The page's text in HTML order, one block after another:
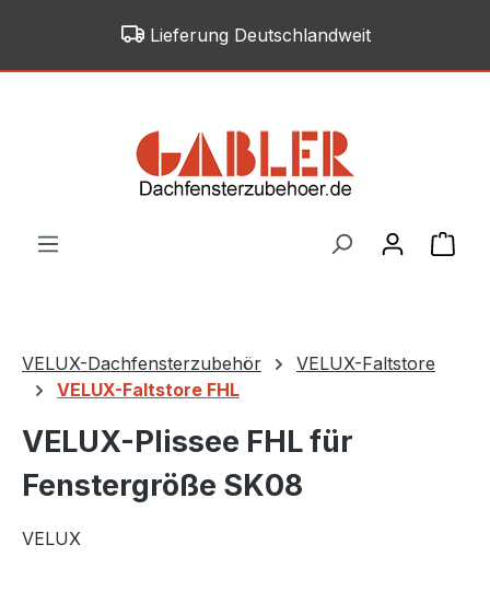
Zum Hauptinhalt springenLieferung Deutschlandweit
VELUX-Dachfensterzubehör
VELUX-Faltstore
VELUX-Faltstore FHL
VELUX-Plissee FHL für
Fenstergröße SK08
VELUX